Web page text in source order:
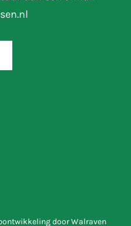
doorWalraven